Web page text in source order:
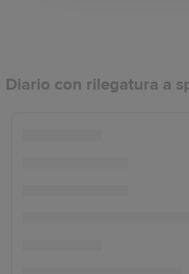
Diario con rilegatura a